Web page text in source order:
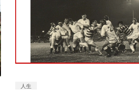
人生